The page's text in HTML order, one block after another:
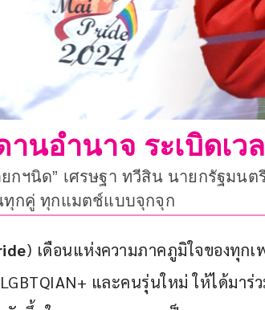
นอำนาจ ระเบิดเวล
กฯนิด” เศรษฐา ทวีสิน นายกรัฐม
ทุกคู่ ทุกแมตช์แบบจุกจุก
) เดือนแห่งความภาคภูมิใจของทุก
และคนรุ่นใหม่ ให้ได้มาร่